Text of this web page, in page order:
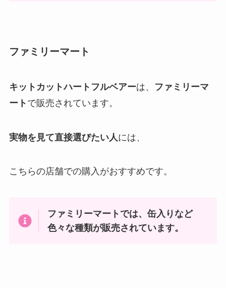
ファミリーマート
キットカットハートフルベアーは、
ファミリーマ
ート で販売されています。
実物を見て直接選びたい人 には、
こちらの店舗での購入がおすすめです。
ファミリーマートでは、缶入りなど
色々な種類が販売されています。